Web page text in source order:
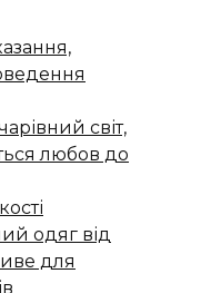
світ,
любов до
одяг від
для